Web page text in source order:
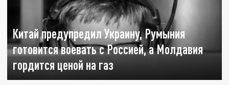
Китай предупредил Украину, Румыния
готовится воевать с Россией, а Молдавия
гордится ценой на газ